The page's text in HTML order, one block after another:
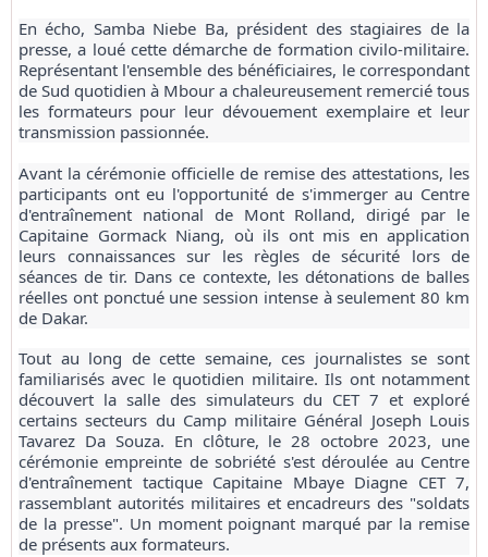
En écho, Samba Niebe Ba, président des stagiaires de la
presse, a loué cette démarche de formation civilo-militaire.
Représentant l'ensemble des bénéficiaires, le correspondant
de Sud quotidien à Mbour a chaleureusement remercié tous
les formateurs pour leur dévouement exemplaire et leur
transmission passionnée.
Avant la cérémonie officielle de remise des attestations, les
participants ont eu l'opportunité de s'immerger au Centre
d'entraînement national de Mont Rolland, dirigé par le
Capitaine Gormack Niang, où ils ont mis en application
leurs connaissances sur les règles de sécurité lors de
séances de tir. Dans ce contexte, les détonations de balles
réelles ont ponctué une session intense à seulement 80 km
de Dakar.
Tout au long de cette semaine, ces journalistes se sont
familiarisés avec le quotidien militaire. Ils ont notamment
découvert la salle des simulateurs du CET 7 et exploré
certains secteurs du Camp militaire Général Joseph Louis
Tavarez Da Souza. En clôture, le 28 octobre 2023, une
cérémonie empreinte de sobriété s'est déroulée au Centre
d'entraînement tactique Capitaine Mbaye Diagne CET 7,
rassemblant autorités militaires et encadreurs des "soldats
de la presse". Un moment poignant marqué par la remise
de présents aux formateurs.